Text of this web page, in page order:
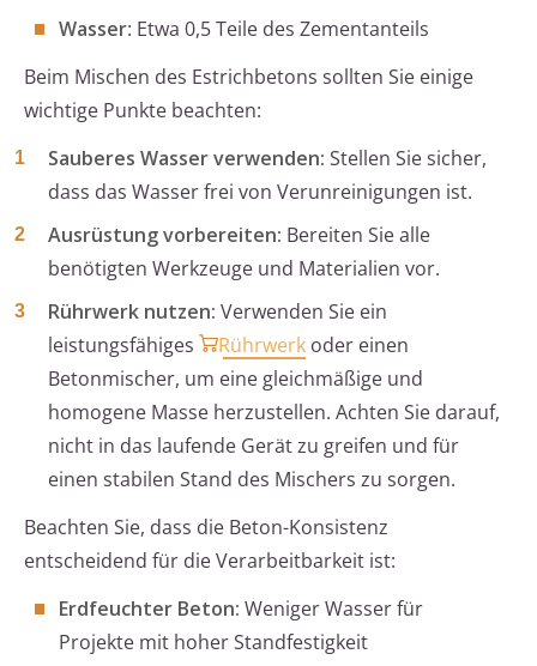
Wasser: Etwa 0,5 Teile des Zementanteils
Beim Mischen des Estrichbetons sollten Sie einige
wichtige Punkte beachten:
Sauberes Wasser verwenden: Stellen Sie sicher,
dass das Wasser frei von Verunreinigungen ist.
Ausrüstung vorbereiten: Bereiten Sie alle
benötigten Werkzeuge und Materialien vor.
Rührwerk nutzen: Verwenden Sie ein
leistungsfähiges
Rührwerk oder einen
Betonmischer, um eine gleichmäßige und
homogene Masse herzustellen. Achten Sie darauf,
nicht in das laufende Gerät zu greifen und für
einen stabilen Stand des Mischers zu sorgen.
Beachten Sie, dass die Beton-Konsistenz
entscheidend für die Verarbeitbarkeit ist:
Erdfeuchter Beton: Weniger Wasser für
Projekte mit hoher Standfestigkeit